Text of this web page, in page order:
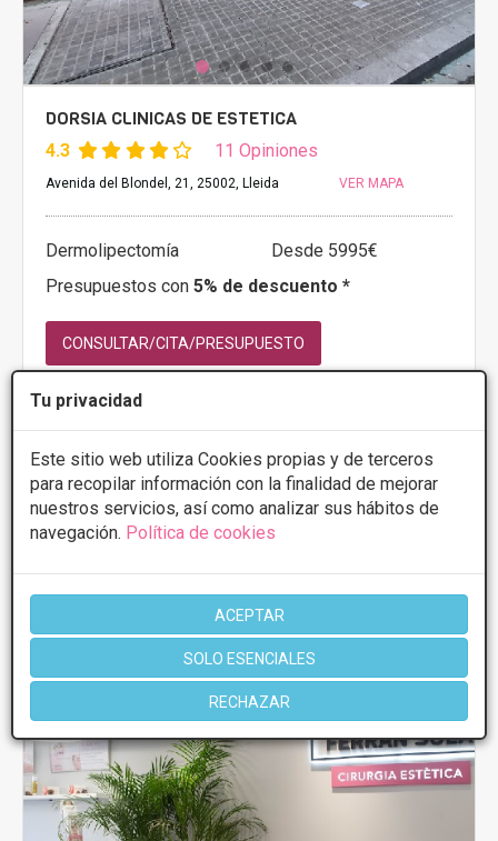
Tu privacidad
Este sitio web utiliza Cookies propias y de terceros
para recopilar información con la finalidad de mejorar
nuestros servicios, así como analizar sus hábitos de
navegación. Política de cookies
ACEPTAR
SOLO ESENCIALES
RECHAZAR
DORSIA CLINICAS DE ESTETICA
4.3 11 Opiniones
Avenida del Blondel, 21, 25002, Lleida VER MAPA
Dermolipectomía
Desde 5995€
Presupuestos con 5% de descuento *
CONSULTAR/CITA/PRESUPUESTO
Lunes
Jueves
9:30 - 21:30
Viernes
9:30 - 21:30
Sábado
11:00 - 15:00
Más información